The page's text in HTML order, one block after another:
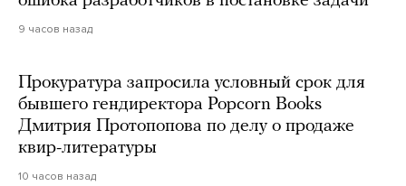
9 часов назад
Прокуратура запросила условный срок для
бывшего гендиректора Popcorn Books
Дмитрия Протопопова по делу о продаже
квир-литературы
10 часов назад